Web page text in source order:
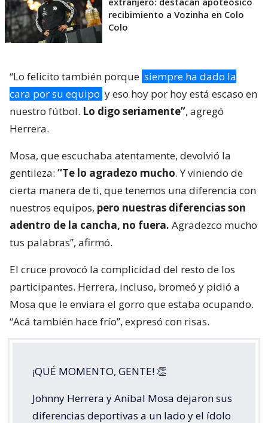
recibimiento a Vozinha en Colo
Colo
“Lo felicito también porque siempre ha dado la
cara por su equipo y eso hoy por hoy está escaso en
nuestro fútbol. Lo digo seriamente”, agregó
Herrera.
Mosa, que escuchaba atentamente, devolvió la
gentileza: “Te lo agradezo mucho. Y viniendo de
cierta manera de ti, que tenemos una diferencia con
nuestros equipos, pero nuestras diferencias son
adentro de la cancha, no fuera. Agradezco mucho
tus palabras”, afirmó.
El cruce provocó la complicidad del resto de los
participantes. Herrera, incluso, bromeó y pidió a
Mosa que le enviara el gorro que estaba ocupando.
“Acá también hace frío”, expresó con risas.
¡QUÉ MOMENTO, GENTE! 👏
Johnny Herrera y Aníbal Mosa dejaron sus
diferencias deportivas a un lado y el ídolo